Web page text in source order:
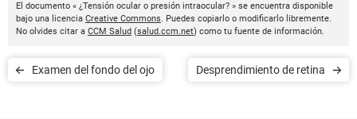
El documento « ¿Tensión ocular o presión intraocular? » se encuentra disponible
bajo una licencia Creative Commons. Puedes copiarlo o modificarlo libremente.
No olvides citar a CCM Salud (salud.ccm.net) como tu fuente de información.
Examen del fondo del ojo Desprendimiento de retina